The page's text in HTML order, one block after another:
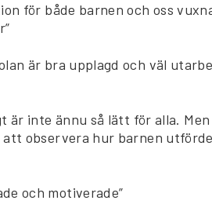
för både barnen och oss
är bra upplagd och väl
är inte ännu så lätt för alla.
observera hur barnen
och motiverade”